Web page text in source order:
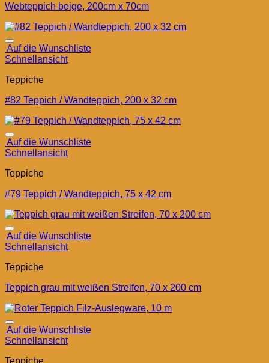
Webteppich beige, 200cm x 70cm
Auf die Wunschliste
Schnellansicht
Teppiche
#82 Teppich / Wandteppich, 200 x 32 cm
Auf die Wunschliste
Schnellansicht
Teppiche
#79 Teppich / Wandteppich, 75 x 42 cm
Auf die Wunschliste
Schnellansicht
Teppiche
Teppich grau mit weißen Streifen, 70 x 200 cm
Auf die Wunschliste
Schnellansicht